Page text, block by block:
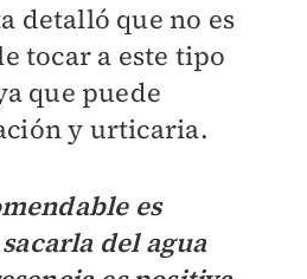
detalló que no es
tocar a este tipo
que puede
y urticaria.
es
del agua